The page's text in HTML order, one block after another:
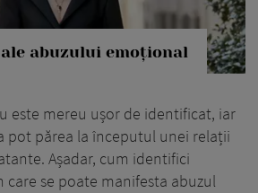
abuzului emoțional
este mereu ușor de identificat, iar
pot părea la începutul unei relații
Așadar, cum identifici
care se poate manifesta abuzul